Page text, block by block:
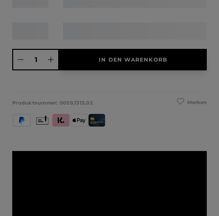
Produkt Anzahl: Gib den gewünschten Wert ein oder benutze die
IN DEN WARENKORB
Merken
Produktnummer: 0059,1313,02
PayPal Klarna (Rechnung / Ratenkauf / Sofort)
Apple PayKredit- und Debitkarte
Vorkasse